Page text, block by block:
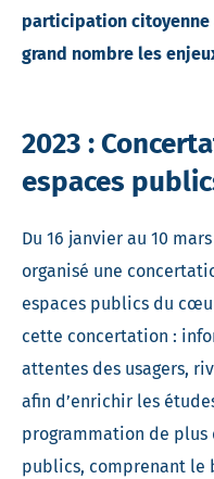
participation citoyenne
grand nombre les
2023 :
espaces
Du 16 janvier au 10
organisé une
espaces publics du
cette concertation :
attentes des usagers,
afin d’enrichir les
programmation de plus
publics, comprenant le